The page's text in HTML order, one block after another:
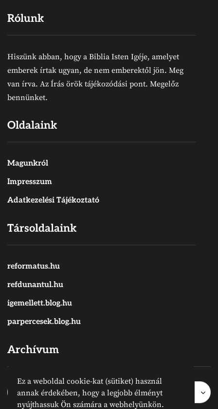
Rólunk
Hiszünk abban, hogy a Biblia Isten Igéje, amelyet
emberek írtak ugyan, de nem emberektől jön. Meg
van írva. Az Írás örök tájékozódási pont. Megelőz
bennünket.
Oldalaink
Magunkról
Impresszum
Adatkezelési Tájékoztató
Társoldalaink
reformatus.hu
refdunantul.hu
igemellett.blog.hu
parpercesek.blog.hu
Archívum
Archívum
Hónap kijelölése
Archívum
Ez a weboldal cookie-kat (sütiket) használ
annak érdekében, hogy a legjobb élményt
nyújthassuk Ön számára a webhelyünkön.